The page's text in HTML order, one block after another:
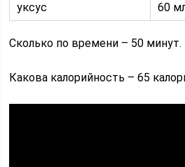
уксус
60
Сколько по времени – 50 минут.
Какова калорийность – 65